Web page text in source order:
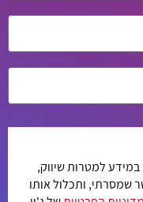
למטרות שיווק,
שמסרתי, ותכלול אותו